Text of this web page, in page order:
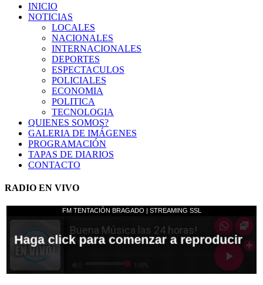
INICIO
NOTICIAS
LOCALES
NACIONALES
INTERNACIONALES
DEPORTES
ESPECTACULOS
POLICIALES
ECONOMIA
POLITICA
TECNOLOGIA
QUIENES SOMOS?
GALERIA DE IMÁGENES
PROGRAMACIÓN
TAPAS DE DIARIOS
CONTACTO
RADIO EN VIVO